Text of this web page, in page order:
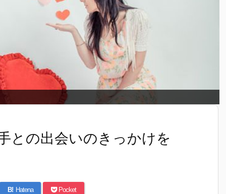
との出会いのきっかけを
B! Hatena Pocket